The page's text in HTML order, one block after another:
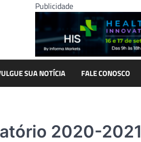
Publicidade
SUA NOTÍCIA FALE CONOSCO
2020-2021